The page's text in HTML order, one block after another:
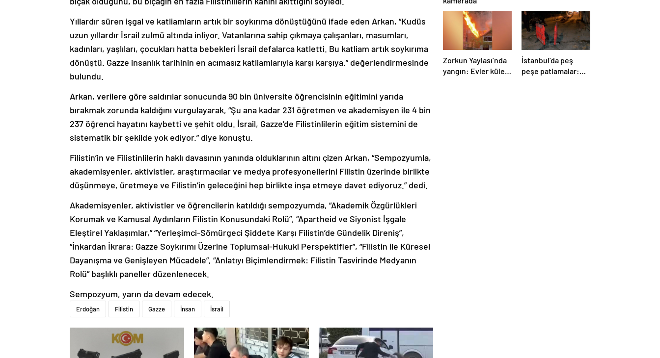
uzun yıllardır İsrail zulmü altında inliyor. Vatanlarına sahip çıkmaya çalışanları, masumları,
kadınları, yaşlıları, çocukları hatta bebekleri İsrail defalarca katletti. Bu katliam artık soykırıma
dönüştü. Gazze insanlık tarihinin en acımasız katliamlarıyla karşı karşıya.” değerlendirmesinde
bulundu.
bırakmak zorunda kaldığını vurgulayarak, “Şu ana kadar 231 öğretmen ve akademisyen ile 4 bin
237 öğrenci hayatını kaybetti ve şehit oldu. İsrail, Gazze’de Filistinlilerin eğitim sistemini de
sistematik bir şekilde yok ediyor.” diye konuştu.
akademisyenler, aktivistler, araştırmacılar ve medya profesyonellerini Filistin üzerinde birlikte
düşünmeye, üretmeye ve Filistin’in geleceğini hep birlikte inşa etmeye davet ediyoruz.” dedi.
Korumak ve Kamusal Aydınların Filistin Konusundaki Rolü”, “Apartheid ve Siyonist İşgale
Eleştirel Yaklaşımlar,” “Yerleşimci-Sömürgeci Şiddete Karşı Filistin’de Gündelik Direniş”,
“İnkardan İkrara: Gazze Soykırımı Üzerine Toplumsal-Hukuki Perspektifler”, “Filistin ile Küresel
Dayanışma ve Genişleyen Mücadele”, “Anlatıyı Biçimlendirmek: Filistin Tasvirinde Medyanın
Rolü” başlıklı paneller düzenlenecek.
Erdoğan Filistin Gazze İnsan İsrail
Zorkun Yaylası’nda
yangın: Evler küle
döndü
İstanbul’da peş
peşe patlamalar:
Sokak trafiğe